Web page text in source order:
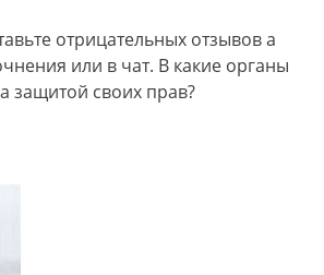
отрицательных отзывов а
или в чат. В какие органы
защитой своих прав?